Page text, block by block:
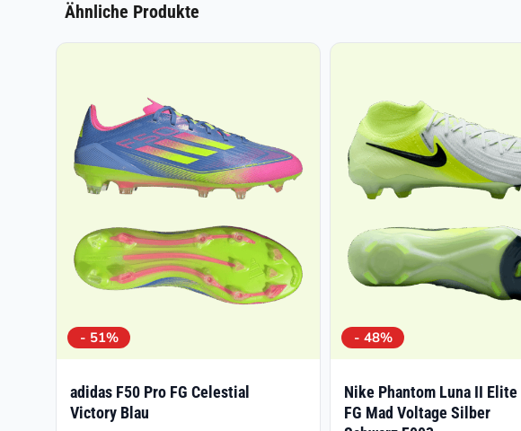
Ähnliche Produkte
- 51%
adidas F50 Pro FG Celestial
Victory Blau
- 48%
Nike Phantom Luna II Elite
FG Mad Voltage Silber